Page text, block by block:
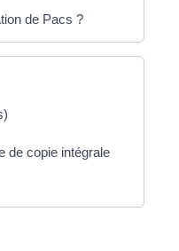
de Pacs ?
de copie intégrale